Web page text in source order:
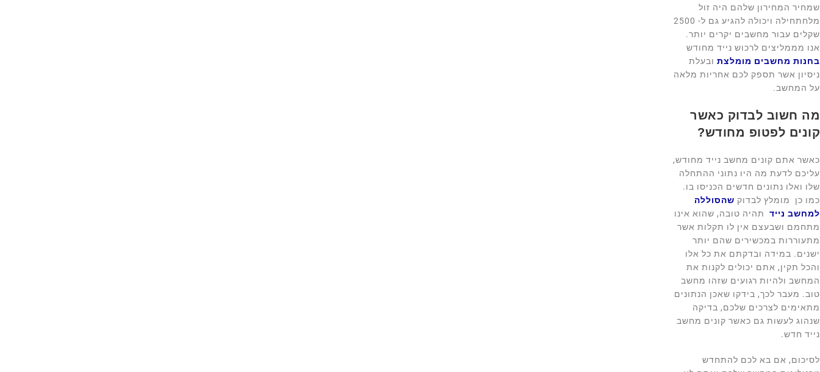
שמחיר המחירון שלהם היה זול
מלחתחילה ויכולה להגיע גם ל- 2500
שקלים עבור מחשבים יקרים יותר.
אנו מממליצים לרכוש נייד מחודש
בחנות מחשבים מומלצת ובעלת
ניסיון אשר תספק לכם אחריות מלאה
על המחשב.
מה חשוב לבדוק כאשר
קונים לפטופ מחודש?
כאשר אתם קונים מחשב נייד מחודש,
עליכם לדעת מה היו נתוני ההתחלה
שלו ואלו נתונים חדשים הכניסו בו.
כמו כן מומלץ לבדוק שהסוללה
למחשב נייד
תהיה טובה, שהוא אינו
מתחמם ושבעצם אין לו תקלות אשר
מתעוררות במכשירים שהם יותר
ישנים. במידה ובדקתם את כל אלו
והכל תקין, אתם יכולים לקנות את
המחשב ולהיות רגועים שזהו מחשב
טוב. מעבר לכך, בידקו שאכן הנתונים
מתאימים לצרכים שלכם, בדיקה
שנהוג לעשות גם כאשר קונים מחשב
נייד חדש.
לסיכום, אם בא לכם להתחדש